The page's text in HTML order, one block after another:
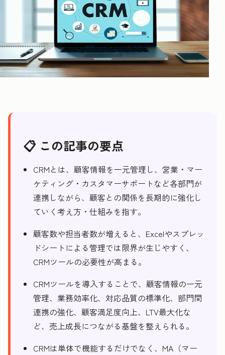
📋 この記事の要点
CRMとは、顧客情報を一元管理し、営業・マー
ケティング・カスタマーサポートなど各部門が
連携しながら、顧客との関係を長期的に強化し
ていく考え方・仕組みを指す。
顧客数や担当者数が増えると、Excelやスプレッ
ドシートによる管理では限界が生じやすく、
CRMツールの必要性が高まる。
CRMツールを導入することで、顧客情報の一元
管理、業務効率化、対応品質の標準化、部門間
連携の強化、顧客満足度向上、LTV最大化な
ど、売上成長につながる基盤を整えられる。
CRMは単体で機能するだけでなく、MA（マー